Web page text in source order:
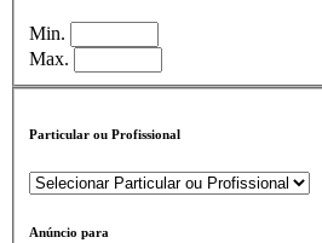
Min.
Max.
Particular ou Profissional
Anúncio para